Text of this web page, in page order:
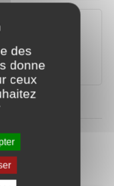
financière en
des
donne
ceux